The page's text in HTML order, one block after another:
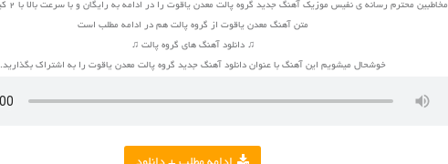
مخاطبین محترم رسانه ی نفیس موزیک آهنگ جدید گروه پالت معدن یاقوت را در ادامه به رایگان و با سرعت بالا با 2 کیفیت دانلود کنید
متن آهنگ معدن یاقوت از گروه پالت هم در ادامه مطلب است
♫ دانلود آهنگ های گروه پالت ♫
خوشحال میشویم این آهنگ با عنوان دانلود آهنگ جدید گروه پالت معدن یاقوت را به اشتراک بگذارید.